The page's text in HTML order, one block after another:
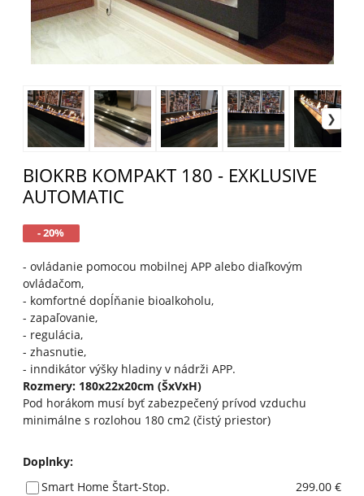
BIOKRB KOMPAKT 180 - EXKLUSIVE
AUTOMATIC
- 20%
- ovládanie pomocou mobilnej APP alebo diaľkovým
ovládačom,
- komfortné dopĺňanie bioalkoholu,
- zapaľovanie,
- regulácia,
- zhasnutie,
- inndikátor výšky hladiny v nádrži APP.
Rozmery: 180x22x20cm (ŠxVxH)
Pod horákom musí byť zabezpečený prívod vzduchu
minimálne s rozlohou 180 cm2 (čistý priestor)
Doplnky:
Smart Home Štart-Stop.
299.00 €